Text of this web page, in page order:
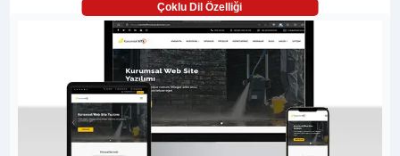
Çoklu Dil Özelliği